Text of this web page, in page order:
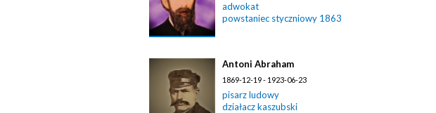
adwokat
powstaniec styczniowy 1863
Antoni Abraham
1869-12-19 - 1923-06-23
pisarz ludowy
działacz kaszubski